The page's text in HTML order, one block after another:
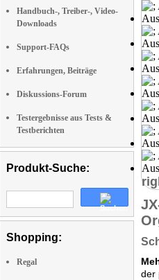
Handbuch-, Treiber-, Video-
Downloads
Support-FAQs
Erfahrungen, Beiträge
Diskussions-Forum
Testergebnisse aus Tests &
Testberichten
Produkt-Suche:
Shopping:
Regal
der